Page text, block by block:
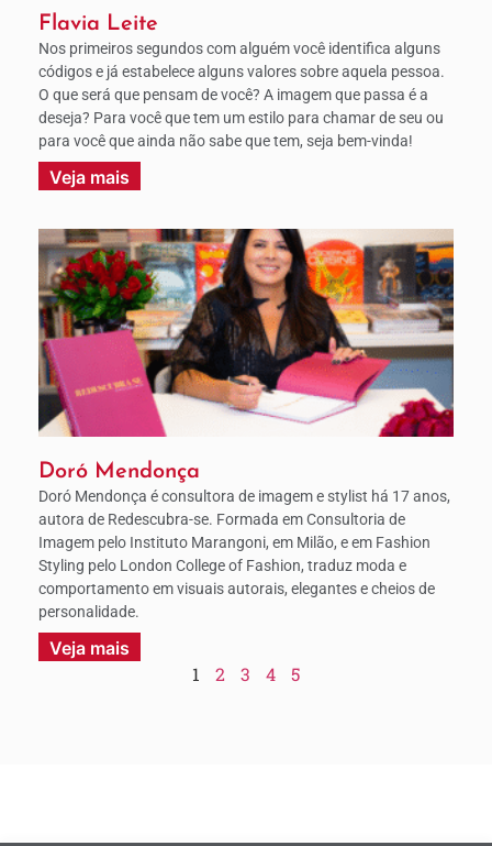
Flavia Leite
Nos primeiros segundos com alguém você identifica alguns
códigos e já estabelece alguns valores sobre aquela pessoa.
O que será que pensam de você? A imagem que passa é a
deseja? Para você que tem um estilo para chamar de seu ou
para você que ainda não sabe que tem, seja bem-vinda!
Veja mais
Doró Mendonça
Doró Mendonça é consultora de imagem e stylist há 17 anos,
autora de Redescubra-se. Formada em Consultoria de
Imagem pelo Instituto Marangoni, em Milão, e em Fashion
Styling pelo London College of Fashion, traduz moda e
comportamento em visuais autorais, elegantes e cheios de
personalidade.
Veja mais
1 2 3 4 5